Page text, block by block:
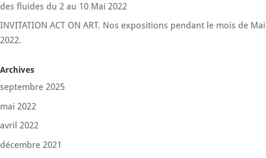
des fluides du 2 au 10 Mai 2022
INVITATION ACT ON ART. Nos expositions pendant le mois de Mai
2022.
Archives
septembre 2025
mai 2022
avril 2022
décembre 2021